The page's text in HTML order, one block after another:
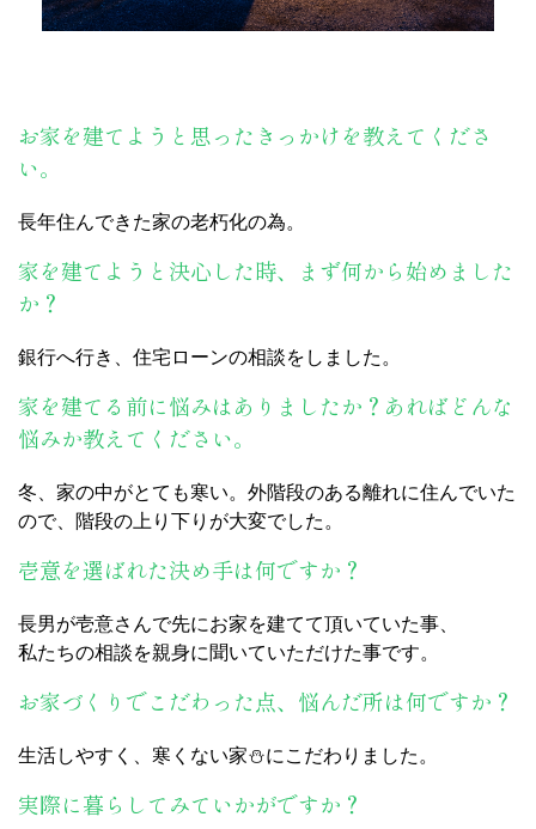
お家を建てようと思ったきっかけを教えてくださ
い。
長年住んできた家の老朽化の為。
家を建てようと決心した時、まず何から始めました
か？
銀行へ行き、住宅ローンの相談をしました。
家を建てる前に悩みはありましたか？あればどんな
悩みか教えてください。
冬、家の中がとても寒い。外階段のある離れに住んでいた
ので、階段の上り下りが大変でした。
壱意を選ばれた決め手は何ですか？
長男が壱意さんで先にお家を建てて頂いていた事、
私たちの相談を親身に聞いていただけた事です。
お家づくりでこだわった点、悩んだ所は何ですか？
生活しやすく、寒くない家⛄にこだわりました。
実際に暮らしてみていかがですか？